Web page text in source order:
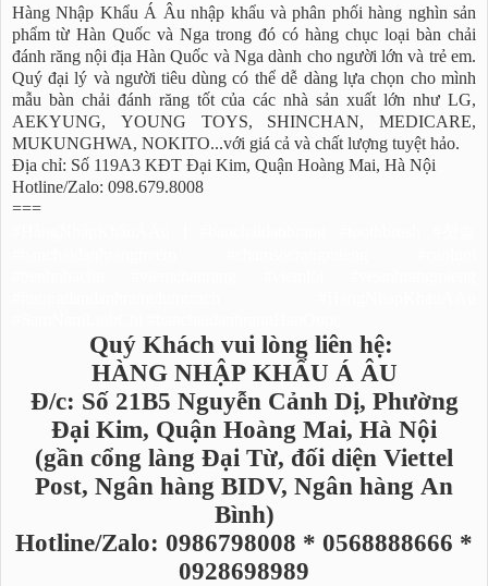
Hàng Nhập Khẩu Á Âu nhập khẩu và phân phối hàng nghìn sản
phẩm từ Hàn Quốc và Nga trong đó có hàng chục loại bàn chải
đánh răng nội địa Hàn Quốc và Nga dành cho người lớn và trẻ em.
Quý đại lý và người tiêu dùng có thể dễ dàng lựa chọn cho mình
mẫu bàn chải đánh răng tốt của các nhà sản xuất lớn như LG,
AEKYUNG, YOUNG TOYS, SHINCHAN, MEDICARE,
MUKUNGHWA, NOKITO...với giá cả và chất lượng tuyệt hảo.
Địa chỉ: Số 119A3 KĐT Đại Kim, Quận Hoàng Mai, Hà Nội
Hotline/Zalo: 098.679.8008
===
Quý Khách vui lòng liên hệ:
HÀNG NHẬP KHẨU Á ÂU
Đ/c: Số 21B5 Nguyễn Cảnh Dị, Phường
Đại Kim, Quận Hoàng Mai, Hà Nội
(gần cổng làng Đại Từ, đối diện Viettel
Post, Ngân hàng BIDV, Ngân hàng An
Bình)
Hotline/Zalo: 0986798008 * 0568888666 *
0928698989